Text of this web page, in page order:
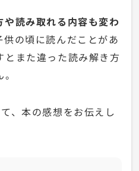
読み取れる内容も変わ
供の頃に読んだことがあ
とまた違った読み解き方
、本の感想をお伝えし